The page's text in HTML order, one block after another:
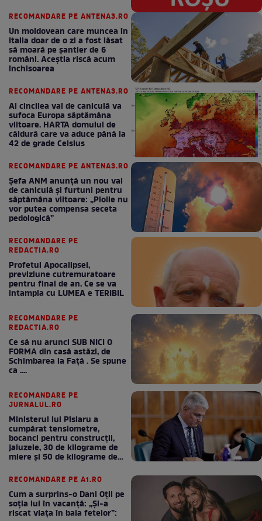
RECOMANDARE PE ANTENA3.RO
Un moldovean care muncea în
Italia doar de o zi a fost lăsat
să moară pe şantier de 6
români. Aceștia riscă acum
închisoarea
RECOMANDARE PE ANTENA3.RO
Al cincilea val de caniculă va
sufoca Europa săptămâna
viitoare. HARTA domului de
căldură care va aduce până la
42 de grade Celsius
RECOMANDARE PE ANTENA3.RO
Șefa ANM anunță un nou val
de caniculă și furtuni pentru
săptămâna viitoare: „Ploile nu
vor putea compensa seceta
pedologică”
RECOMANDARE PE
REDACTIA.RO
Profetul Apocalipsei,
previziune cutremuratoare
pentru final de an. Ce se va
intampla cu LUMEA e TERIBIL
RECOMANDARE PE
REDACTIA.RO
Ce să nu arunci SUB NICI O
FORMA din casă astăzi, de
Schimbarea la Față . Se spune
ca ....
RECOMANDARE PE
JURNALUL.RO
Ministerul lui Pîslaru a
cumpărat tensiometre,
bocanci pentru construcții,
jaluzele, 30 de kilograme de
miere și 50 de kilograme de
RECOMANDARE PE A1.RO
Cum a surprins-o Dani Oțil pe
soția lui în vacanță: „Și-a
riscat viața în baia fetelor”: